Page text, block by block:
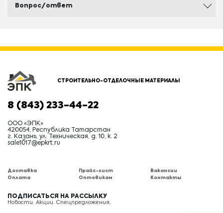
Вопрос/ответ
СТРОИТЕЛЬНО-ОТДЕЛОЧНЫЕ МАТЕРИАЛЫ
8 (843) 233-44-22
ООО «ЭПК»
420054, Республика Татарстан
г. Казань, ул. Техническая, д. 10, к. 2
sale1017@epkrt.ru
Доставка
Оплата
Прайс-лист
Оптовикам
Вакансии
Контакты
ПОДПИСАТЬСЯ НА РАССЫЛКУ
Новости. Акции. Спецпредложения.